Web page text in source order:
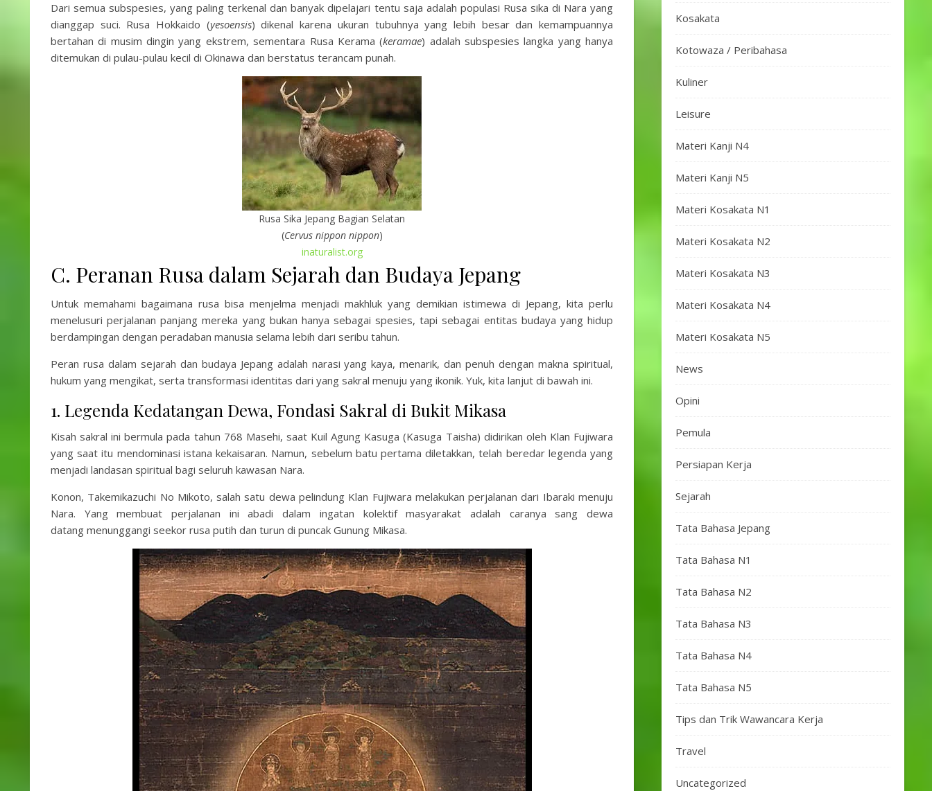
Dari semua subspesies, yang paling terkenal dan banyak dipelajari tentu saja adalah populasi Rusa sika di Nara yang
dianggap suci. Rusa Hokkaido (yesoensis) dikenal karena ukuran tubuhnya yang lebih besar dan kemampuannya
bertahan di musim dingin yang ekstrem, sementara Rusa Kerama (keramae) adalah subspesies langka yang hanya
ditemukan di pulau-pulau kecil di Okinawa dan berstatus terancam punah.
Rusa Sika Jepang Bagian Selatan
(Cervus nippon nippon)
inaturalist.org
C. Peranan Rusa dalam Sejarah dan Budaya Jepang
Untuk memahami bagaimana rusa bisa menjelma menjadi makhluk yang demikian istimewa di Jepang, kita perlu
menelusuri perjalanan panjang mereka yang bukan hanya sebagai spesies, tapi sebagai entitas budaya yang hidup
berdampingan dengan peradaban manusia selama lebih dari seribu tahun.
Peran rusa dalam sejarah dan budaya Jepang adalah narasi yang kaya, menarik, dan penuh dengan makna spiritual,
hukum yang mengikat, serta transformasi identitas dari yang sakral menuju yang ikonik. Yuk, kita lanjut di bawah ini.
1. Legenda Kedatangan Dewa, Fondasi Sakral di Bukit Mikasa
Kisah sakral ini bermula pada tahun 768 Masehi, saat Kuil Agung Kasuga (Kasuga Taisha) didirikan oleh Klan Fujiwara
yang saat itu mendominasi istana kekaisaran. Namun, sebelum batu pertama diletakkan, telah beredar legenda yang
menjadi landasan spiritual bagi seluruh kawasan Nara.
Konon, Takemikazuchi No Mikoto, salah satu dewa pelindung Klan Fujiwara melakukan perjalanan dari Ibaraki menuju
Nara. Yang membuat perjalanan ini abadi dalam ingatan kolektif masyarakat adalah caranya sang dewa
datang menunggangi seekor rusa putih dan turun di puncak Gunung Mikasa.
Kosakata
Kotowaza / Peribahasa
Kuliner
Leisure
Materi Kanji N4
Materi Kanji N5
Materi Kosakata N1
Materi Kosakata N2
Materi Kosakata N3
Materi Kosakata N4
Materi Kosakata N5
News
Opini
Pemula
Persiapan Kerja
Sejarah
Tata Bahasa Jepang
Tata Bahasa N1
Tata Bahasa N2
Tata Bahasa N3
Tata Bahasa N4
Tata Bahasa N5
Tips dan Trik Wawancara Kerja
Travel
Uncategorized